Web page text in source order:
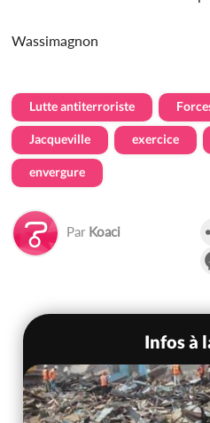
Wassimagnon
Lutte antiterroriste
Jacqueville exercice
envergure
Par Koaci
Infos à